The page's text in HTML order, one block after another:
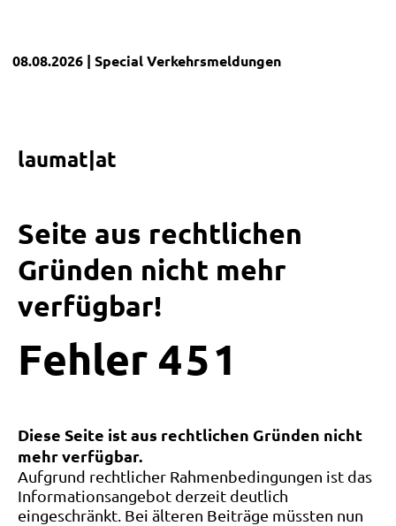
08.08.2026 | SpecialVerkehrsmeldungen
laumat|at
Seite aus rechtlichen
Gründen nicht mehr
verfügbar!
Fehler 4 5 1
Diese Seite ist aus rechtlichen Gründen nicht
mehr verfügbar.
Aufgrund rechtlicher Rahmenbedingungen ist das
Informationsangebot derzeit deutlich
eingeschränkt. Bei älteren Beiträge müssten nun